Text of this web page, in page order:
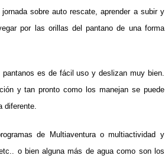
sobre auto rescate, aprender a subir y
por las orillas del pantano de una forma
es de fácil uso y deslizan muy bien.
y tan pronto como los manejan se puede
diferente.
de Multiaventura o multiactividad y
o bien alguna más de agua como son los